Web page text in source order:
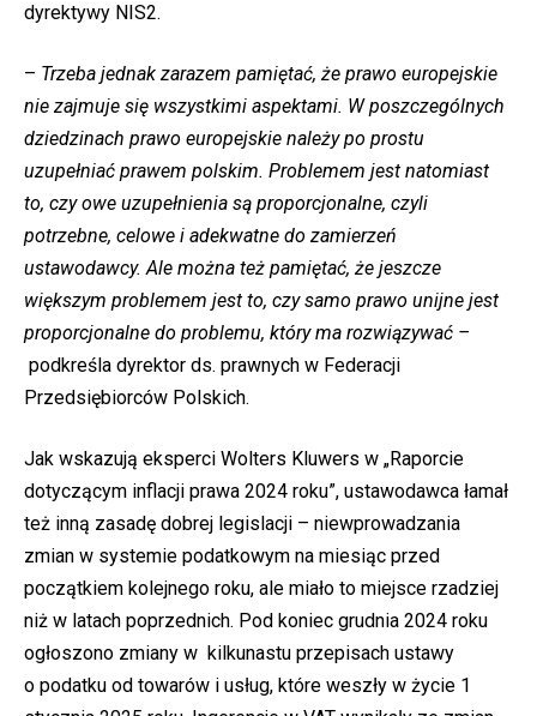
dyrektywy NIS2.
– Trzeba jednak zarazem pamiętać, że prawo europejskie
nie zajmuje się wszystkimi aspektami. W poszczególnych
dziedzinach prawo europejskie należy po prostu
uzupełniać prawem polskim. Problemem jest natomiast
to, czy owe uzupełnienia są proporcjonalne, czyli
potrzebne, celowe i adekwatne do zamierzeń
ustawodawcy. Ale można też pamiętać, że jeszcze
większym problemem jest to, czy samo prawo unijne jest
proporcjonalne do problemu, który ma rozwiązywać –
podkreśla dyrektor ds. prawnych w Federacji
Przedsiębiorców Polskich.
Jak wskazują eksperci Wolters Kluwers w „Raporcie
dotyczącym inflacji prawa 2024 roku”, ustawodawca łamał
też inną zasadę dobrej legislacji – niewprowadzania
zmian w systemie podatkowym na miesiąc przed
początkiem kolejnego roku, ale miało to miejsce rzadziej
niż w latach poprzednich. Pod koniec grudnia 2024 roku
ogłoszono zmiany w kilkunastu przepisach ustawy
o podatku od towarów i usług, które weszły w życie 1